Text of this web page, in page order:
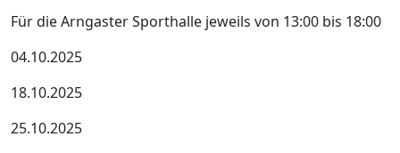
Für die Arngaster Sporthalle jeweils von 13:00 bis 18:00
04.10.2025
18.10.2025
25.10.2025